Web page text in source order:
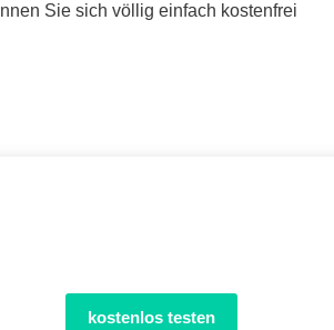
Sie sich völlig einfach kostenfrei
kostenlos testen